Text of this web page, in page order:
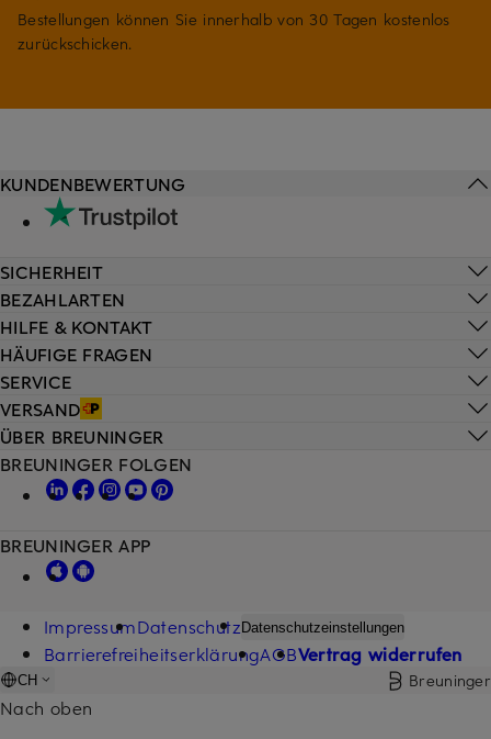
Bestellungen können Sie innerhalb von 30 Tagen kostenlos
zurückschicken.
HILFE & KONTAKT
HÄUFIGE FRAGEN
SERVICE
VERSAND
KUNDENBEWERTUNG
SICHERHEIT
BEZAHLARTEN
ÜBER BREUNINGER
BREUNINGER FOLGEN
BREUNINGER APP
ImpressumDatenschutzDatenschutzeinstellungen
BarrierefreiheitserklärungAGBVertrag widerrufen
CH Breuninger
Nach oben